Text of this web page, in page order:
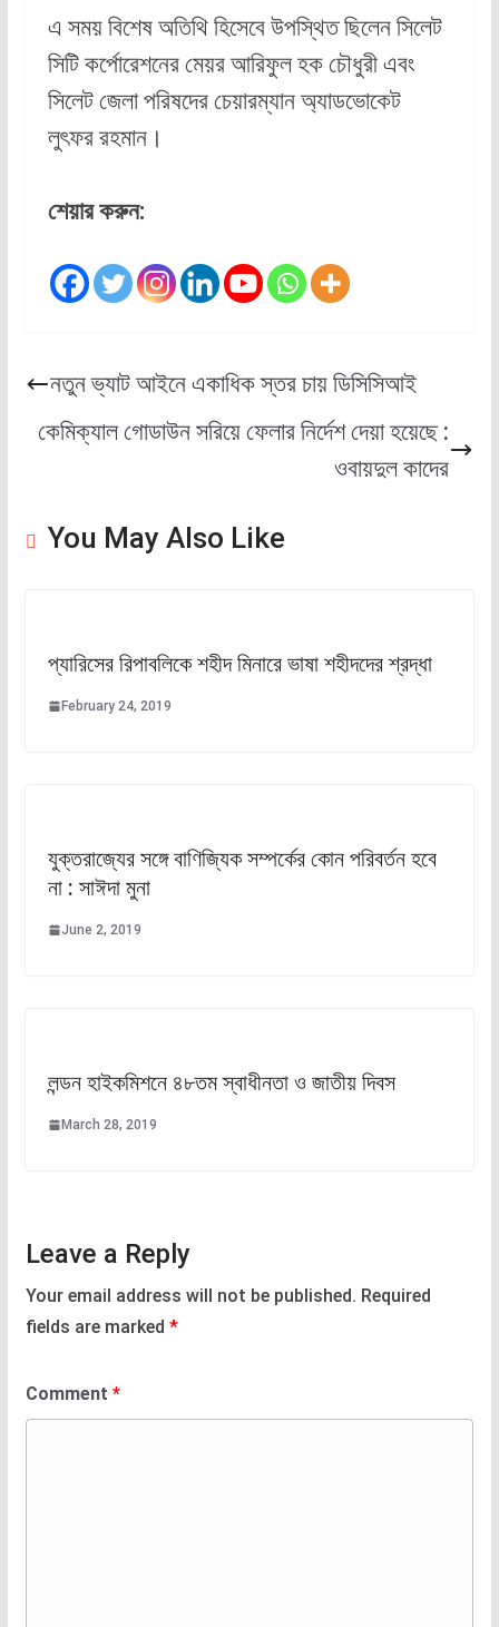
এ সময় বিশেষ অতিথি হিসেবে উপস্থিত ছিলেন সিলেট
সিটি কর্পোরেশনের মেয়র আরিফুল হক চৌধুরী এবং
সিলেট জেলা পরিষদের চেয়ারম্যান অ্যাডভোকেট
লুৎফর রহমান।
শেয়ার করুন:
নতুন ভ্যাট আইনে একাধিক স্তর চায় ডিসিসিআই
কেমিক্যাল গোডাউন সরিয়ে ফেলার নির্দেশ দেয়া হয়েছে :
ওবায়দুল কাদের
You May Also Like
প্যারিসের রিপাবলিকে শহীদ মিনারে ভাষা শহীদদের শ্রদ্ধা
February 24, 2019
যুক্তরাজ্যের সঙ্গে বাণিজ্যিক সম্পর্কের কোন পরিবর্তন হবে
না : সাঈদা মুনা
June 2, 2019
লন্ডন হাইকমিশনে ৪৮তম স্বাধীনতা ও জাতীয় দিবস
March 28, 2019
Leave a Reply
Your email address will not be published. Required
fields are marked *
Comment *